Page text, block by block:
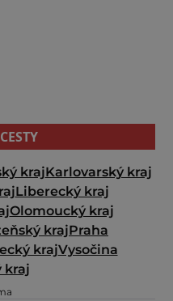
krajKarlovarský kraj
Liberecký kraj
Olomoucký kraj
krajPraha
krajVysočina
kraj